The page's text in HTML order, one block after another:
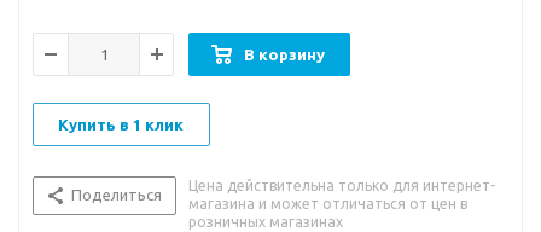
прохладной воды - поворотный (вода комнатной
температуры). Съемный носик крана подачи воды комнатной
подключен ограничитель давления воды.
Индикация работы пурифайера, нагрева и охлаждения воды.
В корзину
Купить в 1 клик
Поделиться
Цена действительна только для интернет-
магазина и может отличаться от цен в
розничных магазинах